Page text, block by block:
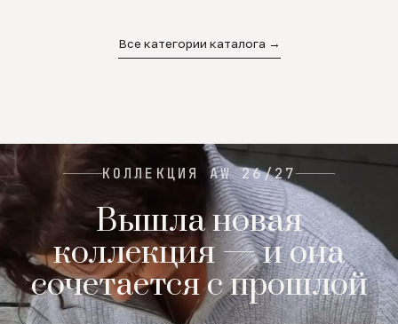
Все категории каталога →
КОЛЛЕКЦИЯ AW 26/27
Вышла новая
коллекция — и она
сочетается с прошлой